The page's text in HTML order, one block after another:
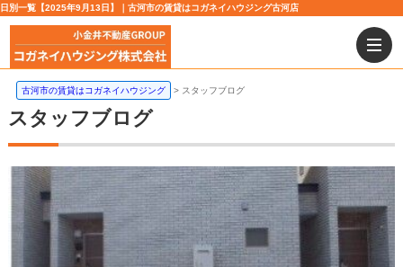
日別一覧【2025年9月13日】｜古河市の賃貸はコガネイハウジング古河店
古河市の賃貸はコガネイハウジング スタッフブログ
スタッフブログ